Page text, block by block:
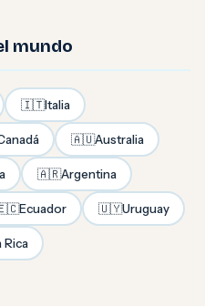
mundo
🇮🇹Italia
🇦🇺Australia
🇦🇷Argentina
Ecuador 🇺🇾Uruguay
Rica